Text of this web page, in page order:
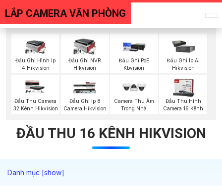
LẮP CAMERA VĂN PHÒNG
Đầu Ghi Hình Ip
4 Hikvision
Đầu Ghi NVR
Hikvision
Đầu Ghi PoE
Kbvision
Đầu Ghi Ip AI
Hikvision
Đầu Thu Camera
32 Kênh Hikvision
Đầu Ghi Ip 8
Camera Hikvision
Camera Thu Âm
Trong Nhà
Đầu Thu Hình
Camera 16 Kênh
ĐẦU THU 16 KÊNH HIKVISION